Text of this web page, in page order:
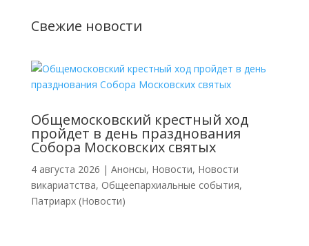
Свежие новости
Общемосковский крестный ход
пройдет в день празднования
Собора Московских святых
4 августа 2026 | Анонсы, Новости, Новости
викариатства, Общеепархиальные события,
Патриарх (Новости)